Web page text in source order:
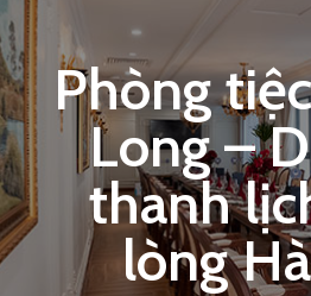
Phòng
Long –
thanh
lòng